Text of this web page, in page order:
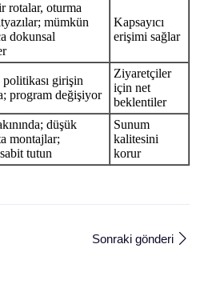
rotalar, oturma
mümkün
dokunsal
Kapsayıcı
erişimi sağlar
girişin
program değişiyor
Ziyaretçiler
için net
beklentiler
düşük
montajlar;
tutun
Sunum
kalitesini
korur
Sonraki gönderi